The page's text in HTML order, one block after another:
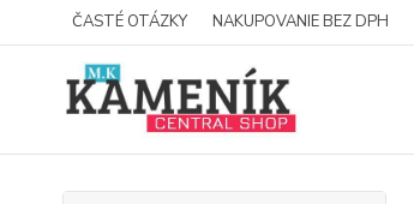
ČASTÉ OTÁZKY NAKUPOVANIE BEZ DPH